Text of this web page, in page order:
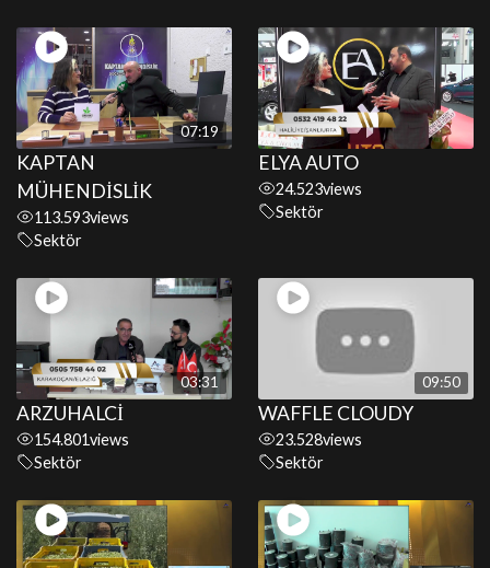
07:19
KAPTAN
MÜHENDİSLİK
113.593views
Sektör
ELYA AUTO
24.523views
Sektör
03:31
ARZUHALCİ
154.801views
Sektör
09:50
WAFFLE CLOUDY
23.528views
Sektör